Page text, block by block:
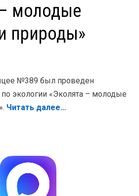
молодые
природы»
№389 был проведен
экологии «Эколята – молодые
Читать далее…